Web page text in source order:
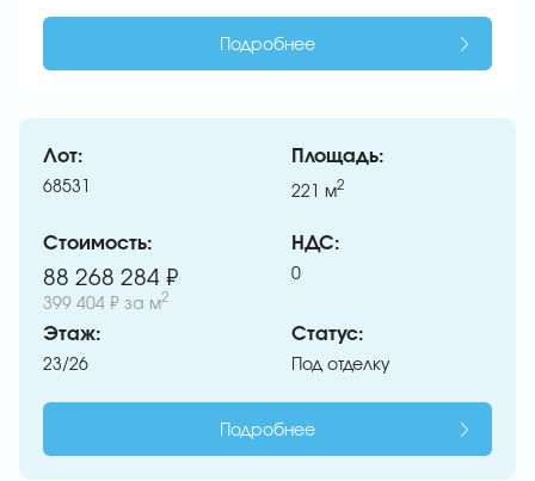
Подробнее
Лот:
68531
Площадь:
221 м2
Стоимость:
88 268 284 ₽
399 404 ₽ за м2
НДС:
0
Этаж:
23/26
Статус:
Под отделку
Подробнее